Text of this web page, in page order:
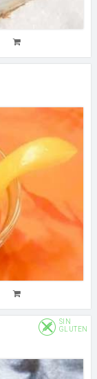
SIN
GLUTEN